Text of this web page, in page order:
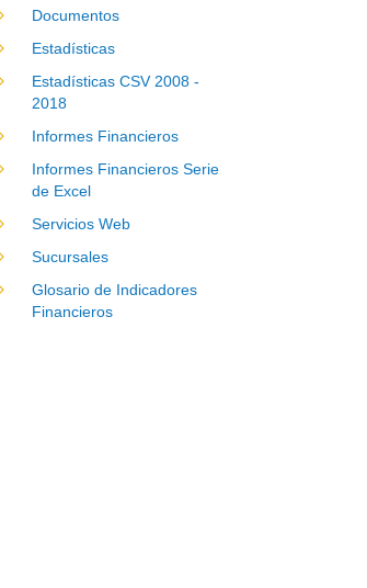
Documentos
Estadísticas
Estadísticas CSV 2008 -
2018
Informes Financieros
Informes Financieros Serie
de Excel
Servicios Web
Sucursales
Glosario de Indicadores
Financieros